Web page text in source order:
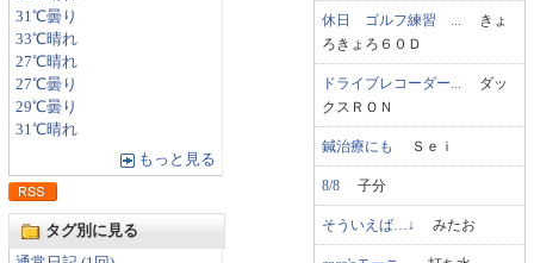
31℃曇り
33℃晴れ
27℃晴れ
27℃曇り
29℃曇り
31℃晴れ
もっと見る
タグ別に見る
休日 ゴルフ練習 ...
きょ
ろきょろ６０Ｄ
ドライブレコーダー...
ダッ
クスＲＯＮ
鍼治療にも Ｓｅｉ
8/8 子分
そういえば…↓ みたお